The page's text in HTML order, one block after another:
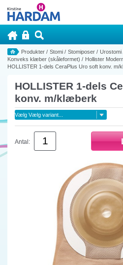
Produkter / Stomi / Stomiposer / Urostomi
Konveks klæber (skåleformet) / Hollister
HOLLISTER 1-dels CeraPlus Uro soft konv. m/
HOLLISTER 1-dels
konv. m/klæberk
Antal: